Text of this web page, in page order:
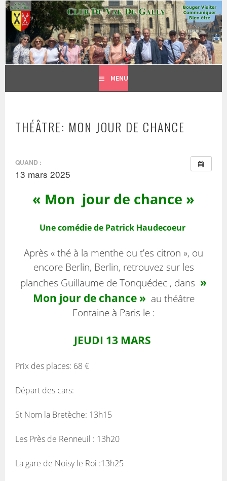
Aller
contenu
principal
CLUB DU VAL DE GALLY
BOUGER, VISITER, COMMUNIQUER = BIEN ÊTRE
MENU
THÉÂTRE: MON JOUR DE CHANCE
QUAND :
13 mars 2025
« Mon jour de chance »
Une comédie de Patrick Haudecoeur
Après « thé à la menthe ou t’es citron », ou
encore Berlin, Berlin, retrouvez sur les
planches Guillaume de Tonquédec , dans »
Mon jour de chance » au théâtre
Fontaine à Paris le :
JEUDI 13 MARS
Prix des places: 68 €
Départ des cars:
St Nom la Bretèche: 13h15
Les Près de Renneuil : 13h20
La gare de Noisy le Roi :13h25